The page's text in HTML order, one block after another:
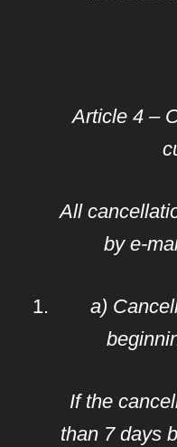
Article 4 –
All
by e-
a)
If the
than 7 days